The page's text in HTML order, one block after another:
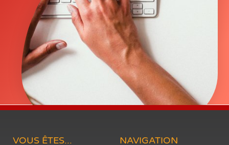
VOUS ÊTES... NAVIGATION